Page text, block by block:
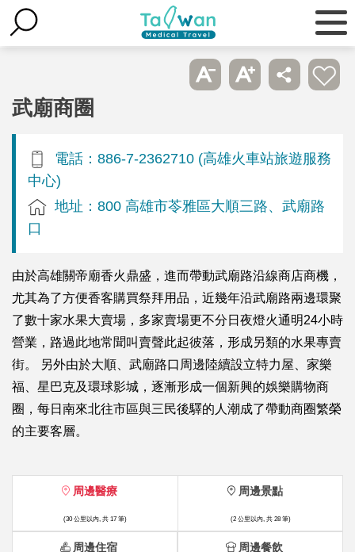
武廟商圈
電話：886-7-2362710 (高雄火車站旅遊服務
中心)
地址：800 高雄市苓雅區大順三路、武廟路
口
由於高雄關帝廟香火鼎盛，進而帶動武廟路沿線商店商機，
尤其為了方便香客購買祭拜用品，近幾年沿武廟路兩邊環聚
了數十家水果大賣場，多家賣場更不分日夜燈火通明24小時
營業，路過此地常聞叫賣聲此起彼落，形成另類的水果專賣
街。 另外由於大順、武廟路口周邊陸續設立特力屋、家樂
福、星巴克及環球影城，逐漸形成一個新興的娛樂購物商
圈，每日南來北往市區與三民後驛的人潮成了帶動商圈繁榮
的主要客層。
周邊醫療
(30 公里以內, 共 17 筆)
周邊景點
(2 公里以內, 共 28 筆)
周邊住宿 周邊餐飲